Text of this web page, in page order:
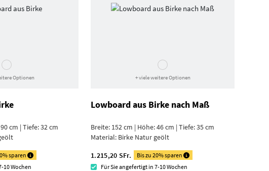
Optionen
cm | Tiefe: 32 cm
sparen
10 Wochen
+ viele weitere Optionen
Lowboard aus Birke nach Maß
Breite: 152 cm | Höhe: 46 cm | Tiefe: 35 cm
Material: Birke Natur geölt
1.215,20 SFr.
Bis zu 20% sparen
Für Sie angefertigt in 7-10 Wochen